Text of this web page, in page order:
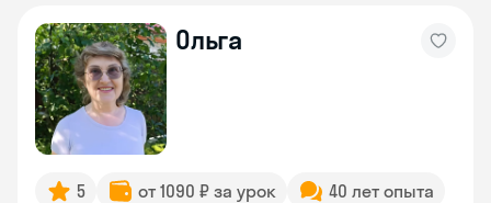
Ольга
5 от 1090 ₽ за урок
40 лет опыта